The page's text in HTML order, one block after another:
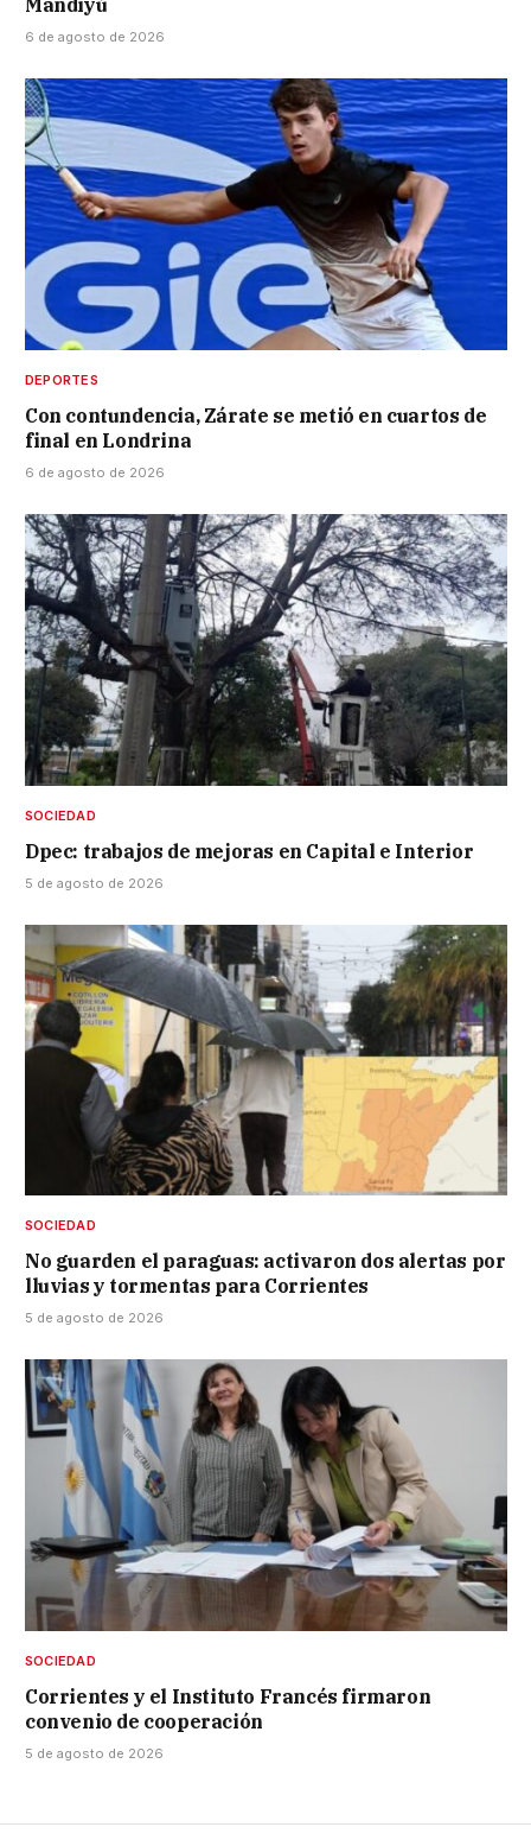
6 de agosto de 2026
DEPORTES
Con contundencia, Zárate se metió en cuartos de
final en Londrina
6 de agosto de 2026
SOCIEDAD
Dpec: trabajos de mejoras en Capital e Interior
5 de agosto de 2026
SOCIEDAD
No guarden el paraguas: activaron dos alertas por
lluvias y tormentas para Corrientes
5 de agosto de 2026
SOCIEDAD
Corrientes y el Instituto Francés firmaron
convenio de cooperación
5 de agosto de 2026